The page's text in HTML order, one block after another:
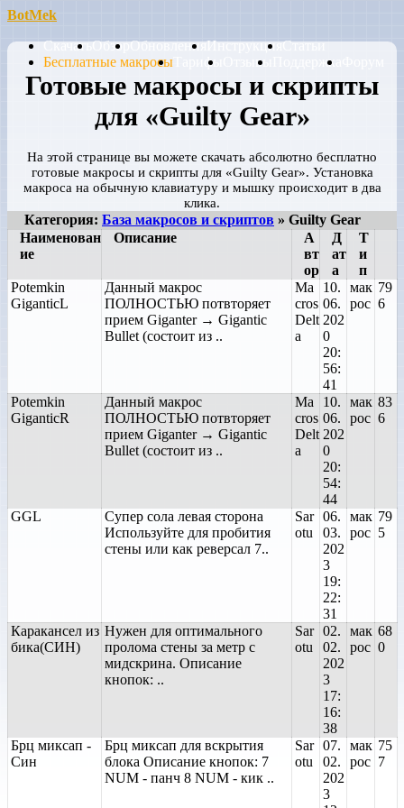
BotMek
СкачатьОбзорОбновленияИнструкцияСтатьи
Бесплатные макросы Тарифы Отзывы Поддержка
Готовые макросы и скрипты
для «Guilty Gear»
На этой странице вы можете скачать абсолютно бесплатно
готовые макросы и скрипты для «Guilty Gear». Установка
макроса на обычную клавиатуру и мышку происходит в два
клика.
Категория: База макросов и скриптов » Guilty Gear
Наименован
ие
Описание
А
вт
ор
Д
ат
а
Т
и
п
Potemkin
GiganticL
Данный макрос
ПОЛНОСТЬЮ потвторяет
прием Giganter → Gigantic
Bullet (состоит из ..
Ma
cros
Delt
a
10.
06.
202
0
20:
56:
41
мак
рос
79
6
Potemkin
GiganticR
Данный макрос
ПОЛНОСТЬЮ потвторяет
прием Giganter → Gigantic
Bullet (состоит из ..
Ma
cros
Delt
a
10.
06.
202
0
20:
54:
44
мак
рос
83
6
GGL
Супер сола левая сторона
Используйте для пробития
стены или как реверсал 7..
Sar
otu
06.
03.
202
3
19:
22:
31
мак
рос
79
5
Каракансел из
бика(СИН)
Нужен для оптимального
пролома стены за метр с
мидскрина. Описание
кнопок: ..
Sar
otu
02.
02.
202
3
17:
16:
38
мак
рос
68
0
Брц миксап -
Син
Брц миксап для вскрытия
блока Описание кнопок: 7
NUM - панч 8 NUM - кик ..
Sar
otu
07.
02.
202
3
мак
рос
75
7